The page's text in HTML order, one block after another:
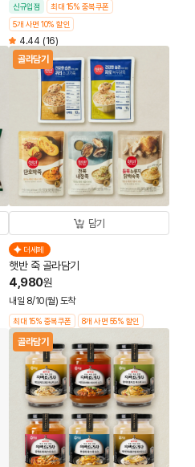
신규입점
최대 15% 중복쿠폰
5개 사면 10% 할인
4.44 (16)
골라담기
담기
더세페
햇반 죽 골라담기
4,980원
내일 8/10(월) 도착
최대 15% 중복쿠폰 8개 사면 55% 할인
골라담기